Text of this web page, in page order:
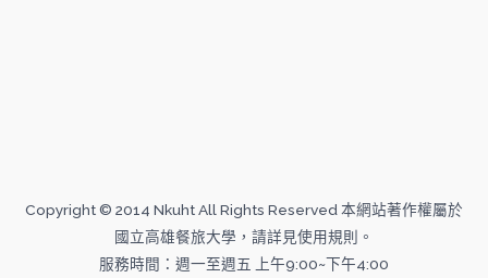
Copyright © 2014 Nkuht All Rights Reserved 本網站著作權屬於
國立高雄餐旅大學，請詳見使用規則。
服務時間：週一至週五 上午9:00~下午4:00